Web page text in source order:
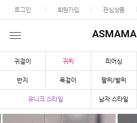
로그인 회원가입 관심상품
ASMAMA
귀걸이 귀찌 피어싱
반지 목걸이 팔찌/발찌
유니크 스타일 남자 스타일